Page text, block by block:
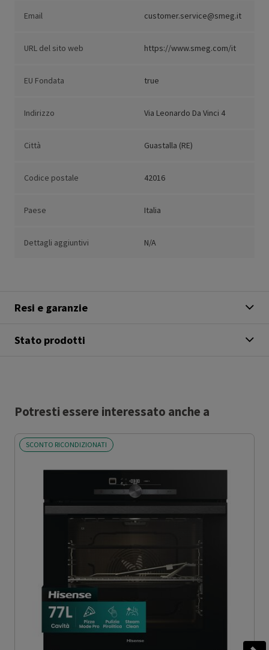
Email customer.service@smeg.it
URL del sito web https://www.smeg.com/it
EU Fondata true
Indirizzo Via Leonardo Da Vinci 4
Città Guastalla (RE)
Codice postale 42016
Paese Italia
Dettagli aggiuntivi N/A
Resi e garanzie
Stato prodotti
Potresti essere interessato anche a
SCONTO RICONDIZIONATI